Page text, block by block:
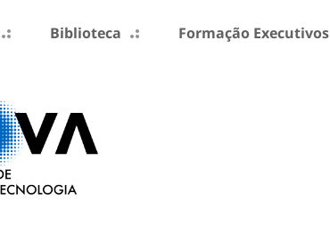
Biblioteca Formação Executivos